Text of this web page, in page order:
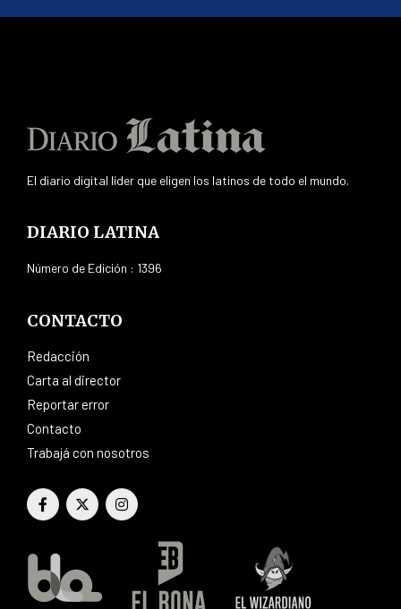
El diario digital líder que eligen los latinos de todo el mundo.
DIARIO LATINA
Número de Edición : 1396
CONTACTO
Redacción
Carta al director
Reportar error
Contacto
Trabajá con nosotros